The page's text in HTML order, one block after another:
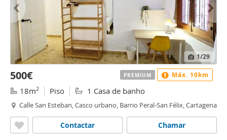
1/29
500€
18m2 Piso 1 Casa de banho
Calle San Esteban, Casco urbano, Barrio Peral-San Félix, Cartagena
Chamar
Contactar
PREMIUM Máx. 10km